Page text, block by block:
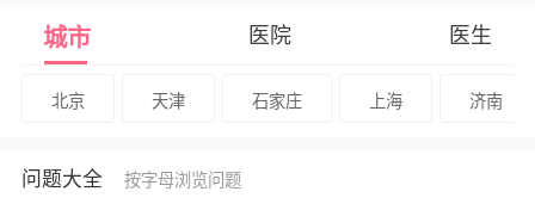
城市 医院 医生
北京 天津 石家庄 上海 济南
问题大全 按字母浏览问题